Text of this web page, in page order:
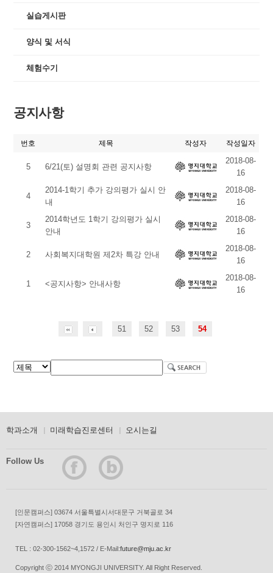
실습게시판
양식 및 서식
체험수기
공지사항
번호 제목 작성자 작성일자
5 6/21(토) 설명회 관련 공지사항
2018-08-
16
4
2014-1학기 추가 강의평가 실시 안
내
2018-08-
16
3
2014학년도 1학기 강의평가 실시
안내
2018-08-
16
2 사회복지대학원 제2차 특강 안내
2018-08-
16
1 <공지사항> 안내사항
2018-08-
16
51 52 53 54
학과소개 미래학습진로센터 오시는길
Follow Us
[인문캠퍼스] 03674 서울특별시서대문구 거북골로 34
[자연캠퍼스] 17058 경기도 용인시 처인구 명지로 116
TEL : 02-300-1562~4,1572 / E-Mail:future@mju.ac.kr
Copyright ⓒ 2014 MYONGJI UNIVERSITY. All Right Reserved.